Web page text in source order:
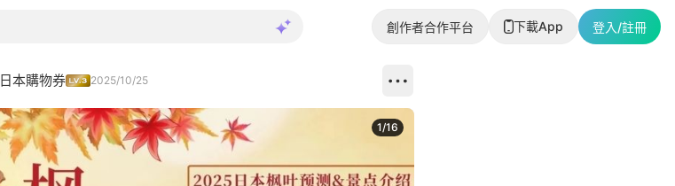
創作者合作平台 下載App 登入/註冊
日本購物券 2025/10/25
1/16